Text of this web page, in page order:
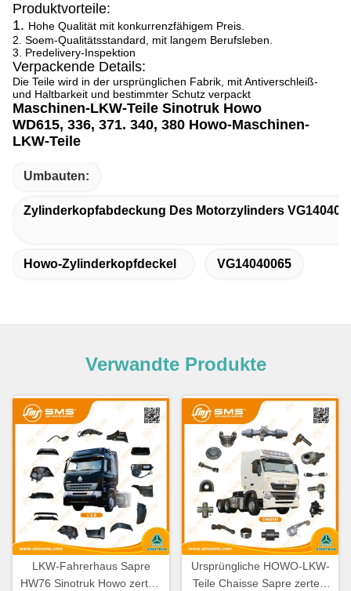
Produktvorteile:
1. Hohe Qualität mit konkurrenzfähigem Preis.
2. Soem-Qualitätsstandard, mit langem Berufsleben.
3. Predelivery-Inspektion
Verpackende Details:
Die Teile wird in der ursprünglichen Fabrik, mit Antiverschleiß-
und Haltbarkeit und bestimmter Schutz verpackt
Maschinen-LKW-Teile Sinotruk Howo
WD615, 336, 371. 340, 380 Howo-Maschinen-
LKW-Teile
Umbauten:
Zylinderkopfabdeckung Des Motorzylinders
Howo-Zylinderkopfdeckel VG14040065
Verwandte Produkte
LKW-Fahrerhaus Sapre
HW76 Sinotruk Howo zerteilt
Ursprüngliche HOWO-LKW-
Teile Chaisse Sapre zerteilt